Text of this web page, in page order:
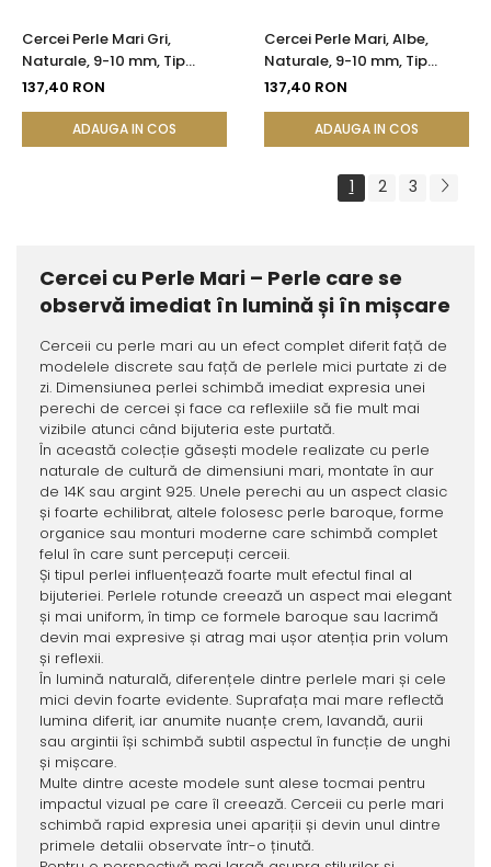
Cercei Perle Mari Gri,
Naturale, 9-10 mm, Tip
Șurub, Argint 925 - Calitate
137,40 RON
ADAUGA IN COS
Cercei Perle Mari, Albe,
Naturale, 9-10 mm, Tip
Șurub, Argint 925 - Calitate
137,40 RON
ADAUGA IN COS
1 2 3
Cercei cu Perle Mari – Perle care se
observă imediat în lumină și în mișcare
Cerceii cu perle mari au un efect complet diferit față de
modelele discrete sau față de perlele mici purtate zi de
zi. Dimensiunea perlei schimbă imediat expresia unei
perechi de cercei și face ca reflexiile să fie mult mai
vizibile atunci când bijuteria este purtată.
În această colecție găsești modele realizate cu perle
naturale de cultură de dimensiuni mari, montate în aur
de 14K sau argint 925. Unele perechi au un aspect clasic
și foarte echilibrat, altele folosesc perle baroque, forme
organice sau monturi moderne care schimbă complet
felul în care sunt percepuți cerceii.
Și tipul perlei influențează foarte mult efectul final al
bijuteriei. Perlele rotunde creează un aspect mai elegant
și mai uniform, în timp ce formele baroque sau lacrimă
devin mai expresive și atrag mai ușor atenția prin volum
și reflexii.
În lumină naturală, diferențele dintre perlele mari și cele
mici devin foarte evidente. Suprafața mai mare reflectă
lumina diferit, iar anumite nuanțe crem, lavandă, aurii
sau argintii își schimbă subtil aspectul în funcție de unghi
și mișcare.
Multe dintre aceste modele sunt alese tocmai pentru
impactul vizual pe care îl creează. Cerceii cu perle mari
schimbă rapid expresia unei apariții și devin unul dintre
primele detalii observate într-o ținută.